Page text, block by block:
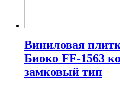
Виниловая
Биоко FF-1563
замковый тип